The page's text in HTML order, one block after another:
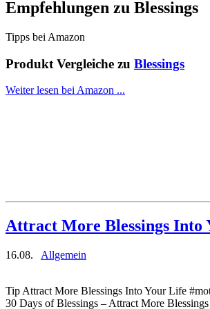
Empfehlungen zu Blessings
Tipps bei Amazon
Produkt Vergleiche zu Blessings
Weiter lesen bei Amazon ...
Attract More Blessings Into
16.08. Allgemein
Tip Attract More Blessings Into Your Life
30 Days of Blessings – Attract More